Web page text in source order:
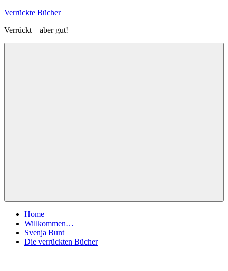
Zum
springen
Verrückte Bücher
Verrückt – aber gut!
Home
Willkommen…
Svenja Bunt
Die verrückten Bücher